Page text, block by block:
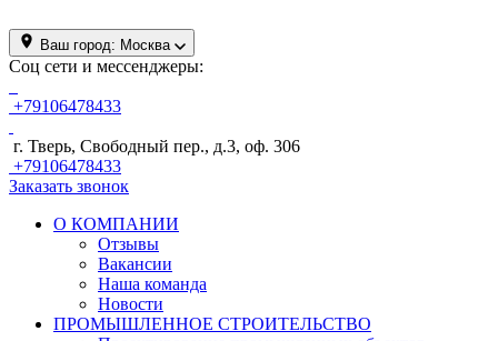
Ваш город: Москва
Соц сети и мессенджеры:
+79106478433
г. Тверь, Свободный пер., д.3, оф. 306
+79106478433
Заказать звонок
О КОМПАНИИ
Отзывы
Вакансии
Наша команда
Новости
ПРОМЫШЛЕННОЕ СТРОИТЕЛЬСТВО